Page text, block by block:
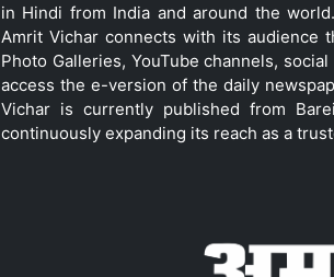
in Hindi from India and around the
Amrit Vichar connects with its audience
Photo Galleries, YouTube channels,
access the e-version of the daily
Vichar is currently published from
continuously expanding its reach as a